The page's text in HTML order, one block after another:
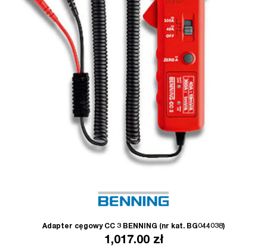
Adapter cęgowy CC 3 BENNING (nr kat. BG044038)
1,017.00 zł